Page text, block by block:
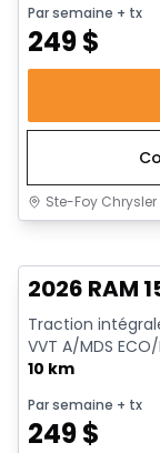
Par semaine + tx
249$
Ste-Foy Chrysler
2026 RAM
Traction
VVT A/MDS
10 km
Par semaine + tx
249$